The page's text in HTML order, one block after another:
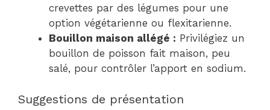
crevettes par des légumes pour une
option végétarienne ou flexitarienne.
Bouillon maison allégé : Privilégiez un
bouillon de poisson fait maison, peu
salé, pour contrôler l’apport en sodium.
Suggestions de présentation